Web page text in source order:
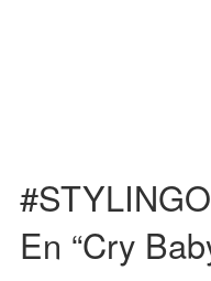
En “Cry